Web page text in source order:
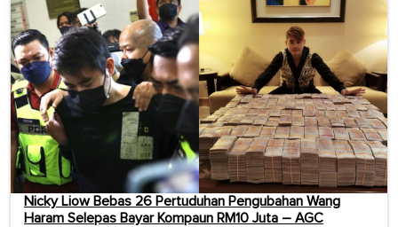
Nicky Liow Bebas 26 Pertuduhan Pengubahan Wang
Haram Selepas Bayar Kompaun RM10 Juta – AGC